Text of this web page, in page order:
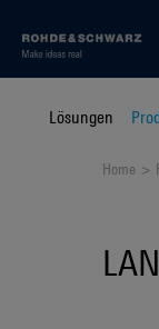
Lösungen
Home